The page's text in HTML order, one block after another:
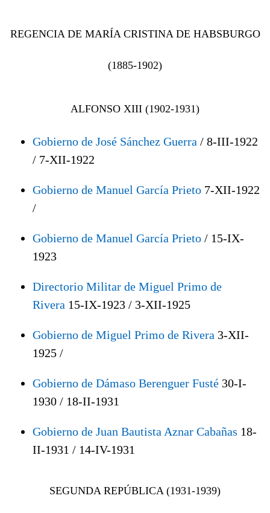
REGENCIA DE MARÍA CRISTINA DE HABSBURGO
(1885-1902)
ALFONSO XIII (1902-1931)
Gobierno de José Sánchez Guerra / 8-III-1922
/ 7-XII-1922
Gobierno de Manuel García Prieto 7-XII-1922
/
Gobierno de Manuel García Prieto / 15-IX-
1923
Directorio Militar de Miguel Primo de
Rivera 15-IX-1923 / 3-XII-1925
Gobierno de Miguel Primo de Rivera 3-XII-
1925 /
Gobierno de Dámaso Berenguer Fusté 30-I-
1930 / 18-II-1931
Gobierno de Juan Bautista Aznar Cabañas 18-
II-1931 / 14-IV-1931
SEGUNDA REPÚBLICA (1931-1939)